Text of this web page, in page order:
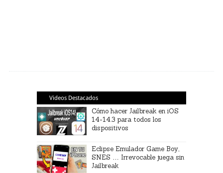
Videos Destacados
Cómo hacer Jailbreak en iOS
14-14.3 para todos los
dispositivos
Eclipse Emulador Game Boy,
SNES … Irrevocable juega sin
Jailbreak